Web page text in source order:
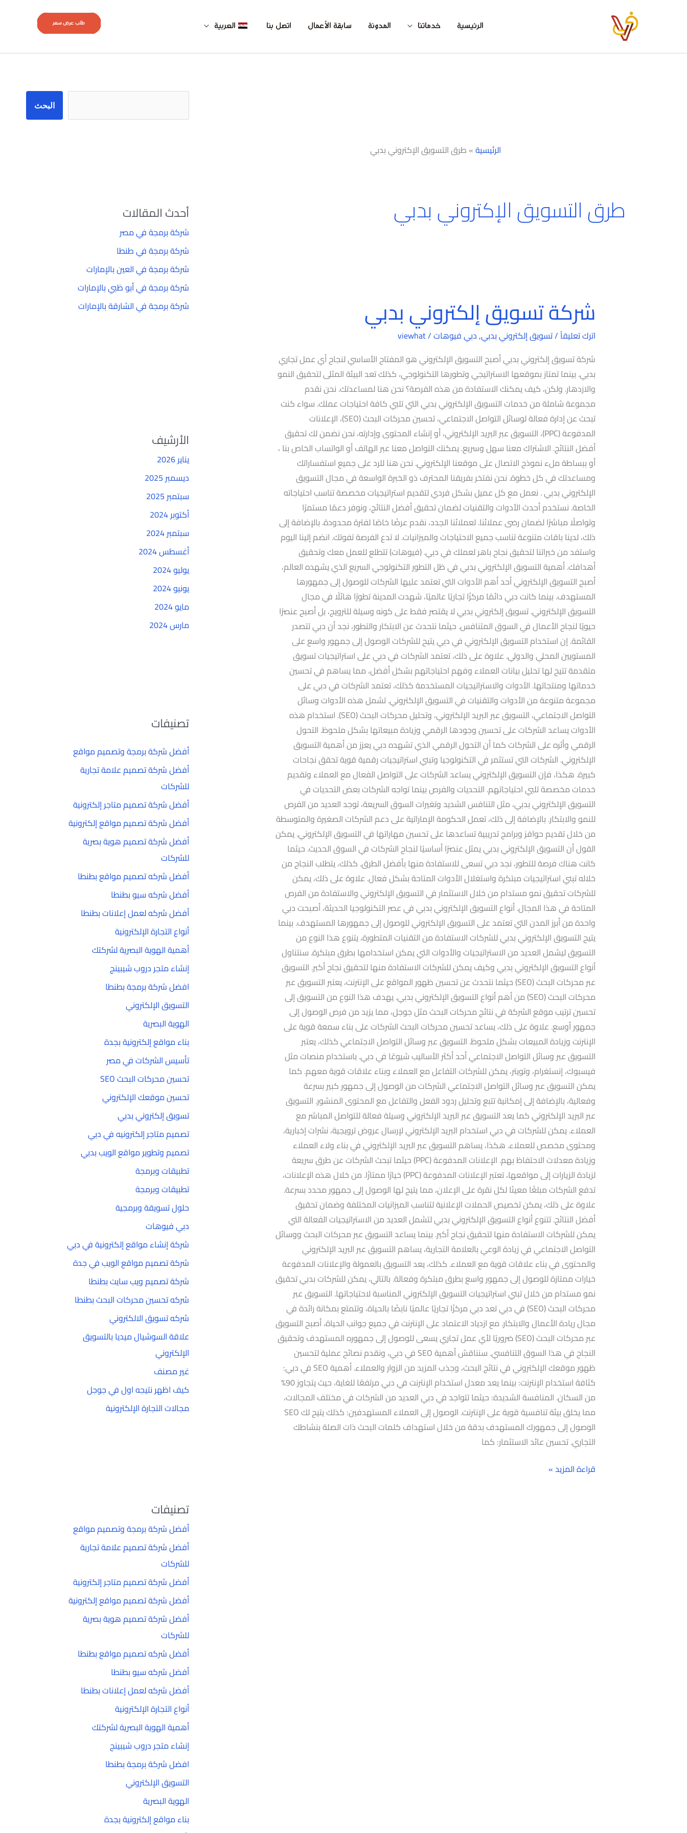
الرئيسية خدماتنا المدونة سابقة الأعمال اتصل بنا العربية طلب عرض سعر
الرئيسية» طرق التسويق الإكتروني بدبي
طرق التسويق الإكتروني بدبي
شركة تسويق إلكتروني بدبي
اترك تعليقاً/تسويق إلكتروني بدبي,دبي فيوهات/
viewhat
شركة تسويق إلكتروني بدبي أصبح التسويق الإلكتروني هو المفتاح الأساسي لنجاح أي عمل تجاري
بدبي. بينما تمتاز بموقعها الاستراتيجي وتطورها التكنولوجي، كذلك تعد البيئة المثلى لتحقيق النمو
والازدهار. ولكن، كيف يمكنك الاستفادة من هذه الفرصة؟ نحن هنا لمساعدتك. نحن نقدم
مجموعة شاملة من خدمات التسويق الإلكتروني بدبي التي تلبي كافة احتياجات عملك. سواء كنت
تبحث عن إدارة فعالة لوسائل التواصل الاجتماعي، تحسين محركات البحث (SEO)، الإعلانات
المدفوعة (PPC)، التسويق عبر البريد الإلكتروني، أو إنشاء المحتوى وإدارته، نحن نضمن لك تحقيق
أفضل النتائج. الاشتراك معنا سهل وسريع. يمكنك التواصل معنا عبر الهاتف أو الواتساب الخاص بنا ،
أو ببساطة ملء نموذج الاتصال على موقعنا الإلكتروني. نحن هنا للرد على جميع استفساراتك
ومساعدتك في كل خطوة. نحن نفتخر بفريقنا المحترف ذو الخبرة الواسعة في مجال التسويق
الإلكتروني بدبي . نعمل مع كل عميل بشكل فردي لتقديم استراتيجيات مخصصة تناسب احتياجاته
الخاصة. نستخدم أحدث الأدوات والتقنيات لضمان تحقيق أفضل النتائج، ونوفر دعمًا مستمرًا
وتواصلًا مباشرًا لضمان رضى عملائنا. لعملائنا الجدد، نقدم عرضًا خاصًا لفترة محدودة. بالإضافة إلى
ذلك، لدينا باقات متنوعة تناسب جميع الاحتياجات والميزانيات. لا تدع الفرصة تفوتك. انضم إلينا اليوم
واستفد من خبراتنا لتحقيق نجاح باهر لعملك في دبي. (فيوهات) تتطلع للعمل معك وتحقيق
أهدافك. أهمية التسويق الإلكتروني بدبي في ظل التطور التكنولوجي السريع الذي يشهده العالم،
أصبح التسويق الإلكتروني أحد أهم الأدوات التي تعتمد عليها الشركات للوصول إلى جمهورها
المستهدف. بينما كانت دبي دائمًا مركزًا تجاريًا عالميًا، شهدت المدينة تطورًا هائلًا في مجال
التسويق الإلكتروني. تسويق إلكتروني بدبي لا يقتصر فقط على كونه وسيلة للترويج، بل أصبح عنصرًا
حيويًا لنجاح الأعمال في السوق المتنافس. حيثما نتحدث عن الابتكار والتطور، نجد أن دبي تتصدر
القائمة. إن استخدام التسويق الإلكتروني في دبي يتيح للشركات الوصول إلى جمهور واسع على
المستويين المحلي والدولي. علاوة على ذلك، تعتمد الشركات في دبي على استراتيجيات تسويق
متقدمة تتيح لها تحليل بيانات العملاء وفهم احتياجاتهم بشكل أفضل، مما يساهم في تحسين
خدماتها ومنتجاتها. الأدوات والاستراتيجيات المستخدمة كذلك، تعتمد الشركات في دبي على
مجموعة متنوعة من الأدوات والتقنيات في التسويق الإلكتروني. تشمل هذه الأدوات وسائل
التواصل الاجتماعي، التسويق عبر البريد الإلكتروني، وتحليل محركات البحث (SEO). استخدام هذه
الأدوات يساعد الشركات على تحسين وجودها الرقمي وزيادة مبيعاتها بشكل ملحوظ. التحول
الرقمي وأثره على الشركات كما أن التحول الرقمي الذي تشهده دبي يعزز من أهمية التسويق
الإلكتروني. الشركات التي تستثمر في التكنولوجيا وتبني استراتيجيات رقمية قوية تحقق نجاحات
كبيرة. هكذا، فإن التسويق الإلكتروني يساعد الشركات على التواصل الفعال مع العملاء وتقديم
خدمات مخصصة تلبي احتياجاتهم. التحديات والفرص بينما تواجه الشركات بعض التحديات في
التسويق الإلكتروني بدبي، مثل التنافس الشديد وتغيرات السوق السريعة، توجد العديد من الفرص
للنمو والابتكار. بالإضافة إلى ذلك، تعمل الحكومة الإماراتية على دعم الشركات الصغيرة والمتوسطة
من خلال تقديم حوافز وبرامج تدريبية تساعدها على تحسين مهاراتها في التسويق الإلكتروني. يمكن
القول أن التسويق الإلكتروني بدبي يمثل عنصرًا أساسيًا لنجاح الشركات في السوق الحديث. حيثما
كانت هناك فرصة للتطور، نجد دبي تسعى للاستفادة منها بأفضل الطرق. كذلك، يتطلب النجاح من
خلاله تبني استراتيجيات مبتكرة واستغلال الأدوات المتاحة بشكل فعال. علاوة على ذلك، يمكن
للشركات تحقيق نمو مستدام من خلال الاستثمار في التسويق الإلكتروني والاستفادة من الفرص
المتاحة في هذا المجال. أنواع التسويق الإلكتروني بدبي في عصر التكنولوجيا الحديثة، أصبحت دبي
واحدة من أبرز المدن التي تعتمد على التسويق الإلكتروني للوصول إلى جمهورها المستهدف. بينما
يتيح التسويق الإلكتروني بدبي للشركات الاستفادة من التقنيات المتطورة، يتنوع هذا النوع من
التسويق ليشمل العديد من الاستراتيجيات والأدوات التي يمكن استخدامها بطرق مبتكرة. سنتناول
أنواع التسويق الإلكتروني بدبي وكيف يمكن للشركات الاستفادة منها لتحقيق نجاح أكبر. التسويق
عبر محركات البحث (SEO) حيثما نتحدث عن تحسين ظهور المواقع على الإنترنت، يعتبر التسويق عبر
محركات البحث (SEO) من أهم أنواع التسويق الإلكتروني بدبي. يهدف هذا النوع من التسويق إلى
تحسين ترتيب موقع الشركة في نتائج محركات البحث مثل جوجل، مما يزيد من فرص الوصول إلى
جمهور أوسع. علاوة على ذلك، يساعد تحسين محركات البحث الشركات على بناء سمعة قوية على
الإنترنت وزيادة المبيعات بشكل ملحوظ. التسويق عبر وسائل التواصل الاجتماعي كذلك، يعتبر
التسويق عبر وسائل التواصل الاجتماعي أحد أكثر الأساليب شيوعًا في دبي. باستخدام منصات مثل
فيسبوك، إنستغرام، وتويتر، يمكن للشركات التفاعل مع العملاء وبناء علاقات قوية معهم. كما
يمكن التسويق عبر وسائل التواصل الاجتماعي الشركات من الوصول إلى جمهور كبير بسرعة
وفعالية، بالإضافة إلى إمكانية تتبع وتحليل ردود الفعل والتفاعل مع المحتوى المنشور. التسويق
عبر البريد الإلكتروني كما يعد التسويق عبر البريد الإلكتروني وسيلة فعالة للتواصل المباشر مع
العملاء. يمكن للشركات في دبي استخدام البريد الإلكتروني لإرسال عروض ترويجية، نشرات إخبارية،
ومحتوى مخصص للعملاء. هكذا، يساهم التسويق عبر البريد الإلكتروني في بناء ولاء العملاء
وزيادة معدلات الاحتفاظ بهم. الإعلانات المدفوعة (PPC) حيثما تبحث الشركات عن طرق سريعة
لزيادة الزيارات إلى مواقعها، تعتبر الإعلانات المدفوعة (PPC) خيارًا ممتازًا. من خلال هذه الإعلانات،
تدفع الشركات مبلغًا معينًا لكل نقرة على الإعلان، مما يتيح لها الوصول إلى جمهور محدد بسرعة.
علاوة على ذلك، يمكن تخصيص الحملات الإعلانية لتناسب الميزانيات المختلفة وضمان تحقيق
أفضل النتائج. تتنوع أنواع التسويق الإلكتروني بدبي لتشمل العديد من الاستراتيجيات الفعالة التي
يمكن للشركات الاستفادة منها لتحقيق نجاح أكبر. بينما يساعد التسويق عبر محركات البحث ووسائل
التواصل الاجتماعي في زيادة الوعي بالعلامة التجارية، يساهم التسويق عبر البريد الإلكتروني
والمحتوى في بناء علاقات قوية مع العملاء. كذلك، يعد التسويق بالعمولة والإعلانات المدفوعة
خيارات ممتازة للوصول إلى جمهور واسع بطرق مبتكرة وفعالة. بالتالي، يمكن للشركات بدبي تحقيق
نمو مستدام من خلال تبني استراتيجيات التسويق الإلكتروني المناسبة لاحتياجاتها. التسويق عبر
محركات البحث (SEO) في دبي تعد دبي مركزًا تجاريًا عالميًا نابضًا بالحياة، وتتمتع بمكانة رائدة في
مجال ريادة الأعمال والابتكار. مع ازدياد الاعتماد على الإنترنت في جميع جوانب الحياة، أصبح التسويق
عبر محركات البحث (SEO) ضروريًا لأي عمل تجاري يسعى للوصول إلى جمهوره المستهدف وتحقيق
النجاح في هذا السوق التنافسي. سنناقش أهمية SEO في دبي، ونقدم نصائح عملية لتحسين
ظهور موقعك الإلكتروني في نتائج البحث، وجذب المزيد من الزوار والعملاء. أهمية SEO في دبي:
كثافة استخدام الإنترنت: بينما يعد معدل استخدام الإنترنت في دبي مرتفعًا للغاية، حيث يتجاوز 90%
من السكان. المنافسة الشديدة: حيثما تتواجد في دبي العديد من الشركات في مختلف المجالات،
مما يخلق بيئة تنافسية قوية على الإنترنت. الوصول إلى العملاء المستهدفين: كذلك يتيح لك SEO
الوصول إلى جمهورك المستهدف بدقة من خلال استهداف كلمات البحث ذات الصلة بنشاطك
التجاري. تحسين عائد الاستثمار: كما
شركة
تسويق
إلكتروني
قراءة المزيد »
البحث
أحدث المقالات
شركة برمجة في مصر
شركة برمجة في طنطا
شركة برمجة في العين بالإمارات
شركة برمجة في أبو ظبي بالإمارات
شركة برمجة في الشارقة بالإمارات
الأرشيف
يناير 2026
ديسمبر 2025
سبتمبر 2025
أكتوبر 2024
سبتمبر 2024
أغسطس 2024
يوليو 2024
يونيو 2024
مايو 2024
مارس 2024
تصنيفات
أفضل شركة برمجة وتصميم مواقع
أفضل شركة تصميم علامة تجارية
للشركات
أفضل شركة تصميم متاجر إلكترونية
أفضل شركة تصميم مواقع إلكترونية
أفضل شركة تصميم هوية بصرية
للشركات
أفضل شركه تصميم مواقع بطنطا
أفضل شركه سيو بطنطا
أفضل شركه لعمل إعلانات بطنطا
أنواع التجارة الإلكترونية
أهمية الهوية البصرية لشركتك
إنشاء متجر دروب شيبينج
افضل شركة برمجة بطنطا
التسويق الإلكتروني
الهوية البصرية
بناء مواقع إلكترونية بجدة
تأسيس الشركات في مصر
تحسين محركات البحث SEO
تحسين موقعك الإلكتروني
تسويق إلكتروني بدبي
تصميم متاجر إلكترونيه في دبي
تصميم وتطوير مواقع الويب بدبي
تطبيقات وبرمجة
تطبيقات وبرمجة
حلول تسويقة وبرمجية
دبي فيوهات
شركة إنشاء مواقع إلكترونية في دبي
شركة تصميم مواقع الويب في جدة
شركة تصميم ويب سايت بطنطا
شركه تحسين محركات البحث بطنطا
شركه تسويق الالكتروني
علاقة السوشيال ميديا بالتسويق
الإلكتروني
غير مصنف
كيف اظهر نتيجه اول في جوجل
مجالات التجارة الإلكترونية
تصنيفات
أفضل شركة برمجة وتصميم مواقع
أفضل شركة تصميم علامة تجارية
للشركات
أفضل شركة تصميم متاجر إلكترونية
أفضل شركة تصميم مواقع إلكترونية
أفضل شركة تصميم هوية بصرية
للشركات
أفضل شركه تصميم مواقع بطنطا
أفضل شركه سيو بطنطا
أفضل شركه لعمل إعلانات بطنطا
أنواع التجارة الإلكترونية
أهمية الهوية البصرية لشركتك
إنشاء متجر دروب شيبينج
افضل شركة برمجة بطنطا
التسويق الإلكتروني
الهوية البصرية
بناء مواقع إلكترونية بجدة